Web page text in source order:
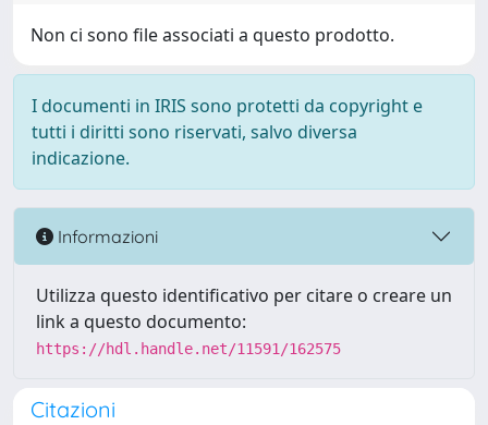
Non ci sono file associati a questo prodotto.
I documenti in IRIS sono protetti da copyright e
tutti i diritti sono riservati, salvo diversa
indicazione.
Informazioni
Utilizza questo identificativo per citare o creare un
link a questo documento:
https://hdl.handle.net/11591/162575
Citazioni